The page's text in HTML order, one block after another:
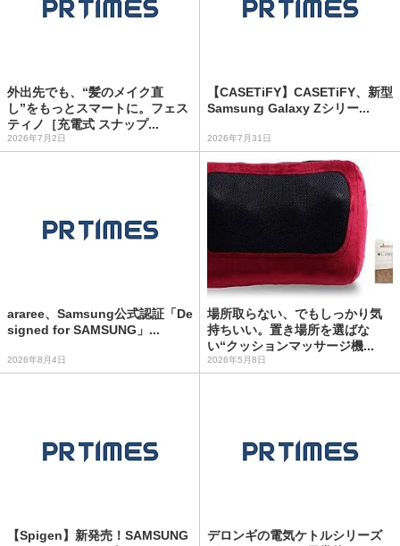
外出先でも、“髪のメイク直
し”をもっとスマートに。フェス
ティノ［充電式 スナップ...
2026年7月2日
【CASETiFY】CASETiFY、新型
Samsung Galaxy Zシリー...
2026年7月31日
araree、Samsung公式認証「De
signed for SAMSUNG」...
2026年8月4日
場所取らない、でもしっかり気
持ちいい。置き場所を選ばな
い“クッションマッサージ機...
2026年5月8日
【Spigen】新発売！SAMSUNG
デロンギの電気ケトルシリーズ